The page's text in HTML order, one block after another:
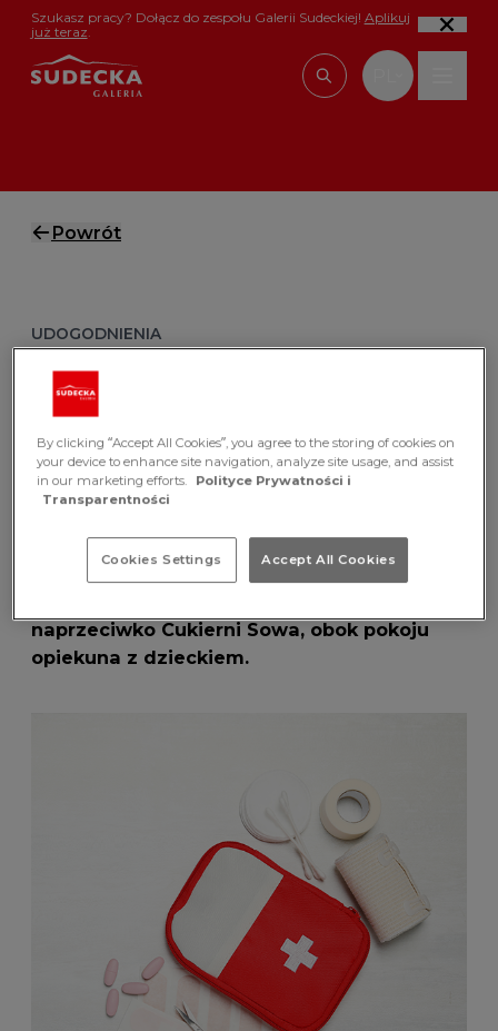
Przejdź do treści
Szukasz pracy? Dołącz do zespołu Galerii Sudeckiej! Aplikuj
już teraz.
Wpisz, czego
Powrót
UDO­GOD­NIE­NIA
Hel­po­mat
Potrzebujesz plastra, chusteczki higienicznej
albo żelu antybakteryjnego?
Zajrzyj do helpomatu – to wygodne
podstawowe akcesoria higieniczne, a także
naprzeciwko Cukierni Sowa, obok pokoju
opiekuna z dzieckiem.
By clicking “Accept All Cookies”, you agree to the storing of cookies on
your device to enhance site navigation, analyze site usage, and assist
in our marketing efforts.
Polityce Prywatności i
Transparentności
Cookies Settings Accept All Cookies